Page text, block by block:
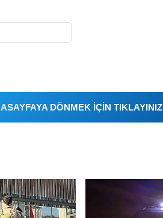
DÖNMEK İÇİN TIKLAYINIZ